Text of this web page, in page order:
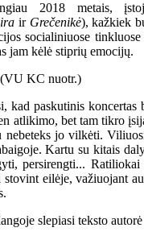
2018 metais,
ir Grečenikė), kažkiek
socialiniuose
jam kėlė stiprių emocijų.
kad paskutinis
atlikimo, bet tam tikro
nebeteks jo vilkėti.
Kartu su kitais
persirengti...
eilėje, važiuojant